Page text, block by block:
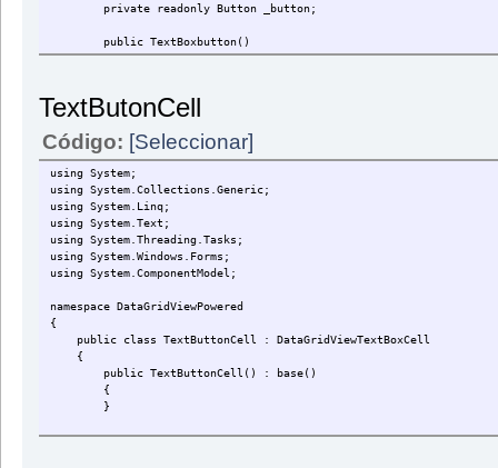
private readonly Button _button;
public TextBoxbutton()
{
TabStop = false,
};
this.Controls.Add(_button);
PosicionarBoton();
}
protected override void OnResize(EventArgs e)
{
base.OnResize(e);
PosicionarBoton();
private void PosicionarBoton()
{
_button.Size = new Size(this.ClientSize.Height,
_button.Location = new Point(this.ClientSize.Width -
SendMessage(this.Handle, 0xd3, (IntPtr)2,
}
TextButonCell
Código: [Seleccionar]
using System;
using System.Collections.Generic;
using System.Linq;
using System.Text;
using System.Threading.Tasks;
using System.Windows.Forms;
using System.ComponentModel;
namespace DataGridViewPowered
{
public class TextButtonCell : DataGridViewTextBoxCell
{
public TextButtonCell() : base()
{
}
public override void InitializeEditingControl(int rowIndex,